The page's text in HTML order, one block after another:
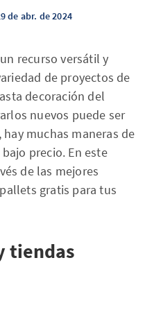
de abr. de 2024
recurso versátil y
de proyectos de
decoración del
nuevos puede ser
muchas maneras de
precio. En este
de las mejores
gratis para tus
tiendas